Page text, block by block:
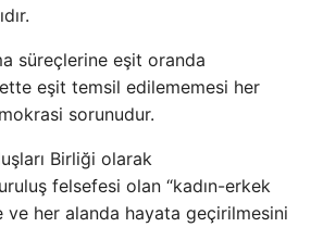
süreçlerine eşit oranda
eşit temsil edilememesi her
sorunudur.
Birliği olarak
felsefesi olan “kadın-erkek
ve her alanda hayata geçirilmesini